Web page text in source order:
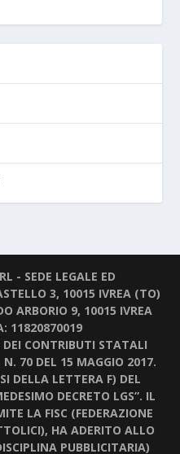
- SEDE LEGALE ED
3, 10015 IVREA (TO)
ARBORIO 9, 10015 IVREA
11820870019
DEI CONTRIBUTI STATALI
N. 70 DEL 15 MAGGIO 2017.
DELLA LETTERA F) DEL
DECRETO LGS”. IL
LA FISC (FEDERAZIONE
HA ADERITO ALLO
PUBBLICITARIA)